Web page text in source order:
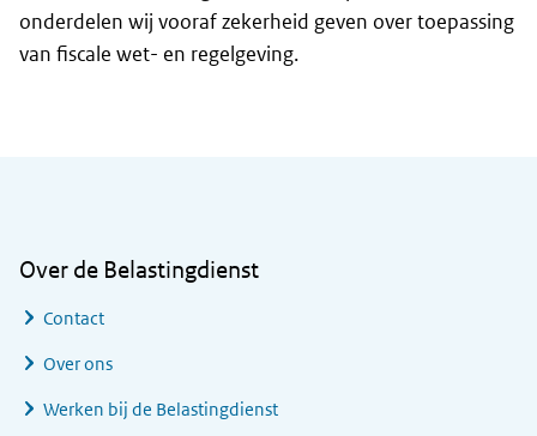
onderdelen wij vooraf zekerheid geven over toepassing
van fiscale wet- en regelgeving.
Over de Belastingdienst
Contact
Over ons
Werken bij de Belastingdienst